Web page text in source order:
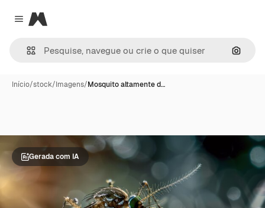
Close menu
Magnific
Início/stock/Imagens/Mosquito altamente d…
Gerada com IA